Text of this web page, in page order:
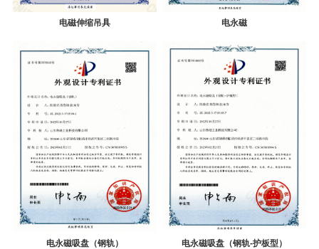
电磁伸缩吊具 电永磁
电永磁吸盘（钢轨） 电永磁吸盘（钢轨-护板型）